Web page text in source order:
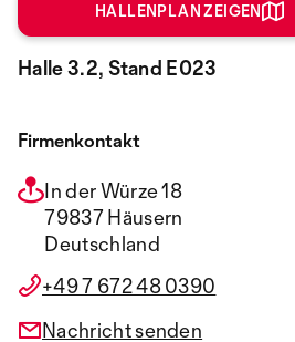
HALLENPLAN ZEIGEN
Halle 3.2, Stand E023
Firmenkontakt
In der Würze 18
79837 Häusern
Deutschland
+49 7 672 48 0390
Nachricht senden